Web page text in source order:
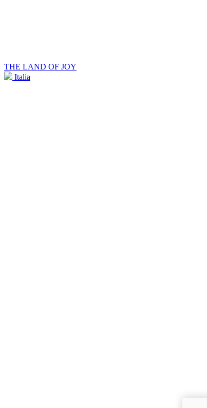
THE LAND OF JOY
Italia